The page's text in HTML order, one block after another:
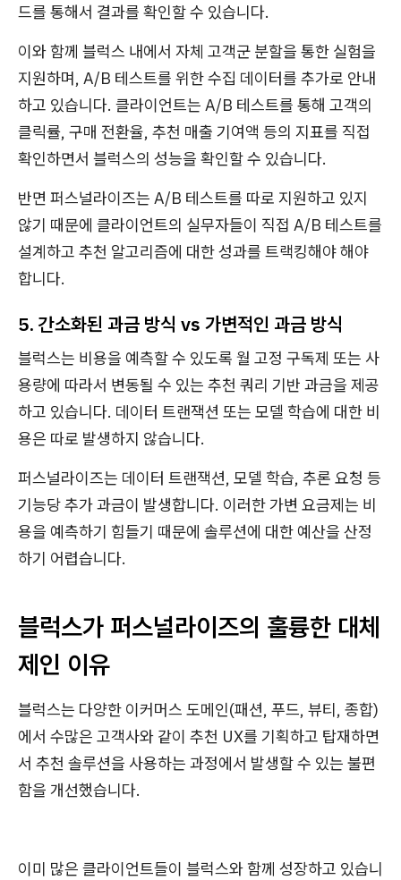
드를 통해서 결과를 확인할 수 있습니다.
이와 함께 블럭스 내에서 자체 고객군 분할을 통한 실험을
지원하며, A/B 테스트를 위한 수집 데이터를 추가로 안내
하고 있습니다. 클라이언트는 A/B 테스트를 통해 고객의
클릭률, 구매 전환율, 추천 매출 기여액 등의 지표를 직접
확인하면서 블럭스의 성능을 확인할 수 있습니다.
반면 퍼스널라이즈는 A/B 테스트를 따로 지원하고 있지
않기 때문에 클라이언트의 실무자들이 직접 A/B 테스트를
설계하고 추천 알고리즘에 대한 성과를 트랙킹해야 해야
합니다.
5. 간소화된 과금 방식 vs 가변적인 과금 방식
블럭스는 비용을 예측할 수 있도록 월 고정 구독제 또는 사
용량에 따라서 변동될 수 있는 추천 쿼리 기반 과금을 제공
하고 있습니다. 데이터 트랜잭션 또는 모델 학습에 대한 비
용은 따로 발생하지 않습니다.
퍼스널라이즈는 데이터 트랜잭션, 모델 학습, 추론 요청 등
기능당 추가 과금이 발생합니다. 이러한 가변 요금제는 비
용을 예측하기 힘들기 때문에 솔루션에 대한 예산을 산정
하기 어렵습니다.
블럭스가 퍼스널라이즈의 훌륭한 대체
제인 이유
블럭스는 다양한 이커머스 도메인(패션, 푸드, 뷰티, 종합)
에서 수많은 고객사와 같이 추천 UX를 기획하고 탑재하면
서 추천 솔루션을 사용하는 과정에서 발생할 수 있는 불편
함을 개선했습니다.
이미 많은 클라이언트들이 블럭스와 함께 성장하고 있습니